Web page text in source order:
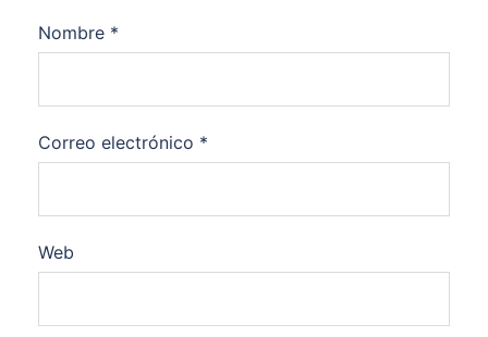
Nombre *
Correo electrónico *
Web